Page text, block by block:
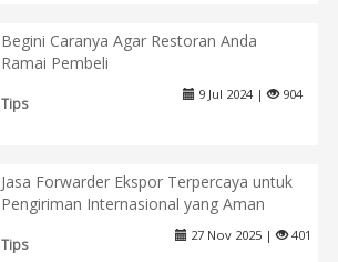
Begini Caranya Agar Restoran Anda
Ramai Pembeli
Tips
9 Jul 2024 | 904
Jasa Forwarder Ekspor Terpercaya untuk
Pengiriman Internasional yang Aman
Tips
27 Nov 2025 | 401